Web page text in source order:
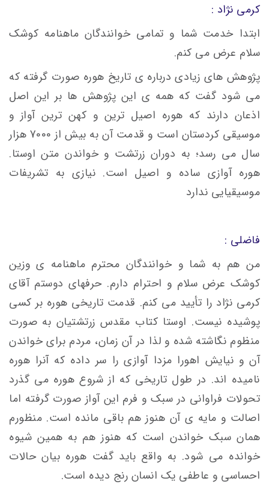
کرمی نژاد :
ابتدا خدمت شما و تمامی خوانندگان ماهنامه کوشک
سلام عرض می کنم.
پژوهش های زیادی درباره ی تاریخ هوره صورت گرفته که
می شود گفت که همه ی این پژوهش ها بر این اصل
اذعان دارند که هوره اصیل ترین و کهن ترین آواز و
موسیقی کردستان است و قدمت آن به بیش از 7000 هزار
سال می رسد؛ به دوران زرتشت و خواندن متن اوستا.
هوره آوازی ساده و اصیل است. نیازی به تشریفات
موسیقیایی ندارد
فاضلی :
من هم به شما و خوانندگان محترم ماهنامه ی وزین
کوشک عرض سلام و احترام دارم. حرفهای دوستم آقای
کرمی نژاد را تأیید می کنم. قدمت تاریخی هوره بر کسی
پوشیده نیست. اوستا کتاب مقدس زرتشتیان به صورت
منظوم نگاشته شده و لذا در آن زمان، مردم برای خواندن
آن و نیایش اهورا مزدا آوازی را سر داده که آنرا هوره
نامیده اند. در طول تاریخی که از شروع هوره می گذرد
تحولات فراوانی در سبک و فرم این آواز صورت گرفته اما
اصالت و مایه ی آن هنوز هم باقی مانده است. منظورم
همان سبک خواندن است که هنوز هم به همین شیوه
خوانده می شود. به واقع باید گفت هوره بیان حالات
احساسی و عاطفی یک انسان رنج دیده است.